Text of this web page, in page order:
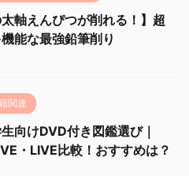
太軸えんぴつが削れる！】超
能な最強鉛筆削り
関連
向けDVD付き図鑑選び｜
・LIVE比較！おすすめは？